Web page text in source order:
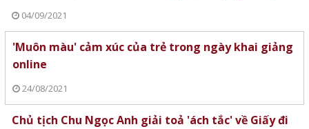
04/09/2021
'Muôn màu' cảm xúc của trẻ trong ngày khai giảng
online
24/08/2021
Chủ tịch Chu Ngọc Anh giải toả 'ách tắc' về Giấy đi